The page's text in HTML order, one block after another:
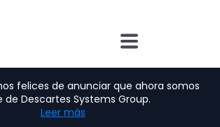
felices de anunciar que ahora somos
de Descartes Systems Group.
Leer más
de éxito